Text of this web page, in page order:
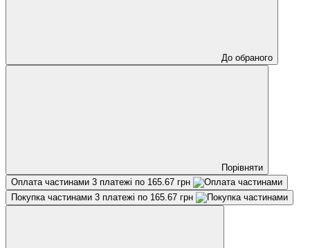
До обраного
Порівняти
Оплата частинами 3 платежі по 165.67 грн
Покупка частинами 3 платежі по 165.67 грн